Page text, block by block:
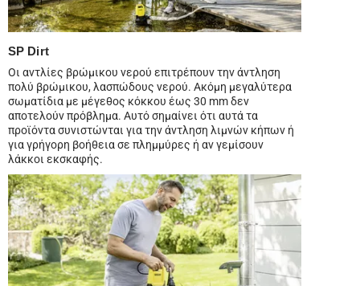
SP Dirt
Οι αντλίες βρώμικου νερού επιτρέπουν την άντληση
πολύ βρώμικου, λασπώδους νερού. Ακόμη μεγαλύτερα
σωματίδια με μέγεθος κόκκου έως 30 mm δεν
αποτελούν πρόβλημα. Αυτό σημαίνει ότι αυτά τα
προϊόντα συνιστώνται για την άντληση λιμνών κήπων ή
για γρήγορη βοήθεια σε πλημμύρες ή αν γεμίσουν
λάκκοι εκσκαφής.